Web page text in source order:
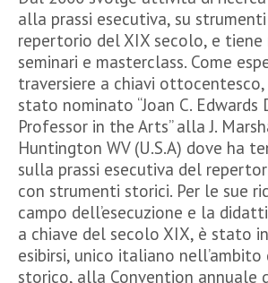
alla prassi esecutiva, su
repertorio del XIX secolo, e
seminari e masterclass. Come
traversiere a chiavi
stato nominato “Joan C. Edwards
Professor in the Arts” alla J.
Huntington WV (U.S.A) dove ha
sulla prassi esecutiva del
con strumenti storici. Per le sue
campo dell’esecuzione e la
a chiave del secolo XIX, è stato
esibirsi, unico italiano
storico, alla Convention annuale